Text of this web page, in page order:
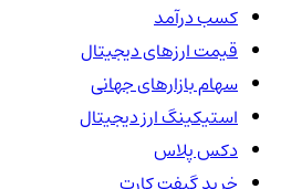
کسب درآمد
قیمت ارزهای دیجیتال
سهام بازارهای جهانی
استیکینگ ارز دیجیتال
دکس پلاس